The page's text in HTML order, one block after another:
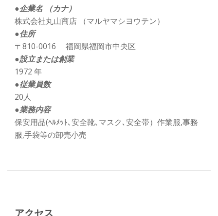
●企業名 （カナ）
株式会社丸山商店 （マルヤマシヨウテン）
●住所
〒810-0016 福岡県福岡市中央区
●設立または創業
1972 年
●従業員数
20人
●業務内容
保安用品(ﾍﾙﾒｯﾄ､安全靴､マスク､安全帯）作業服,事務
服,手袋等の卸売小売
アクセス